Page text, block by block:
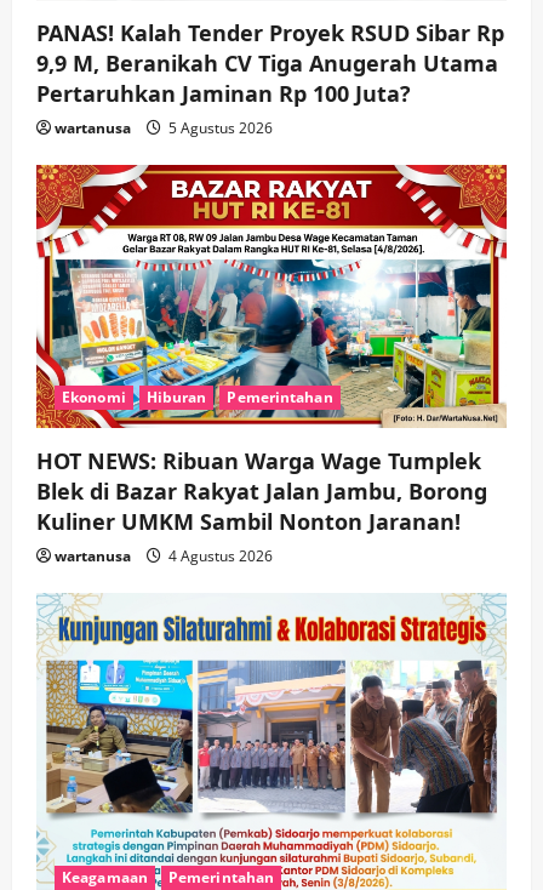
PANAS! Kalah Tender Proyek RSUD Sibar Rp
9,9 M, Beranikah CV Tiga Anugerah Utama
Pertaruhkan Jaminan Rp 100 Juta?
wartanusa 5 Agustus 2026
Ekonomi Hiburan Pemerintahan
HOT NEWS: Ribuan Warga Wage Tumplek
Blek di Bazar Rakyat Jalan Jambu, Borong
Kuliner UMKM Sambil Nonton Jaranan!
wartanusa 4 Agustus 2026
Keagamaan Pemerintahan